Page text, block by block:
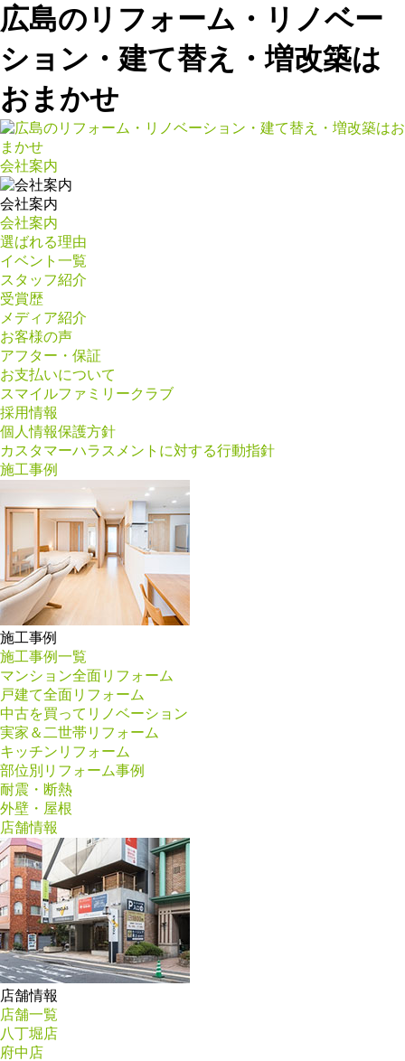
広島のリフォーム・リノベー
ション・建て替え・増改築は
おまかせ
会社案内
会社案内
会社案内
選ばれる理由
イベント一覧
スタッフ紹介
受賞歴
メディア紹介
お客様の声
アフター・保証
お支払いについて
スマイルファミリークラブ
採用情報
個人情報保護方針
カスタマーハラスメントに対する行動指針
施工事例
施工事例
施工事例一覧
マンション全面リフォーム
戸建て全面リフォーム
中古を買ってリノベーション
実家＆二世帯リフォーム
キッチンリフォーム
部位別リフォーム事例
耐震・断熱
外壁・屋根
店舗情報
店舗情報
店舗一覧
八丁堀店
府中店